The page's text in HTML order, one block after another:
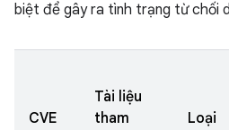
biệt để gây ra tình trạng từ chối
CVE
Tài liệu
tham
Loại